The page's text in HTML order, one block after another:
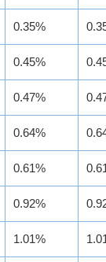
0.35%
0.45%
0.47%
0.64%
0.61%
0.92%
1.01%